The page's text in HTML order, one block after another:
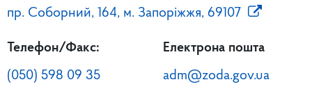
пр. Соборний, 164, м. Запоріжжя, 69107
Телефон/Факс:
(050) 598 09 35
Електрона пошта
adm@zoda.gov.ua